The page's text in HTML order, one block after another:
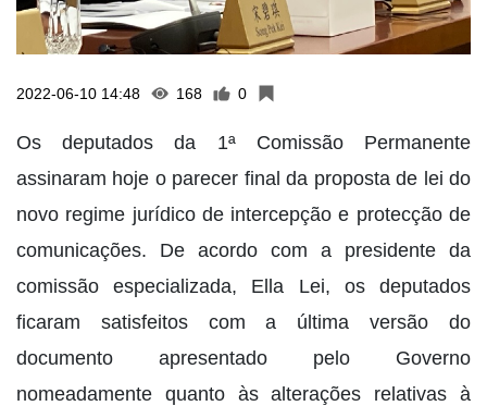
2022-06-10 14:48 168 0
Os deputados da 1ª Comissão Permanente
assinaram hoje o parecer final da proposta de lei do
novo regime jurídico de intercepção e protecção de
comunicações. De acordo com a presidente da
comissão especializada, Ella Lei, os deputados
ficaram satisfeitos com a última versão do
documento apresentado pelo Governo
nomeadamente quanto às alterações relativas à